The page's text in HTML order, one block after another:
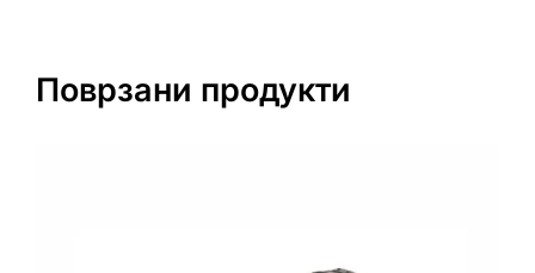
Поврзани продукти